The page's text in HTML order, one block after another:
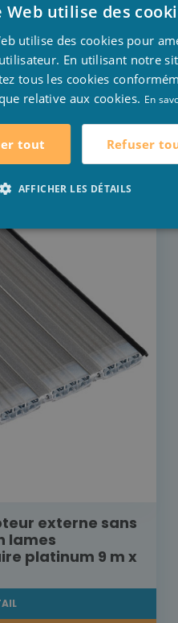
externe sans
lames
platinum 8 m x
SUR NOTRE PRIX
externe sans
lames
platinum 9 m x
Web utilise des
utilise des cookies pour
En utilisant notre
tous les cookies
relative aux cookies. En
tout Refuser
AFFICHER LES DÉTAILS